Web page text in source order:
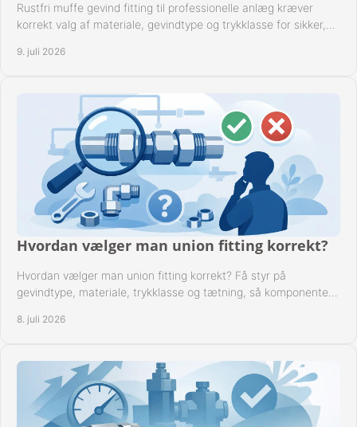
Rustfri muffe gevind fitting til professionelle anlæg kræver
korrekt valg af materiale, gevindtype og trykklasse for sikker,
9. juli 2026
Hvordan vælger man union fitting korrekt?
Hvordan vælger man union fitting korrekt? Få styr på
gevindtype, materiale, trykklasse og tætning, så komponenten
8. juli 2026